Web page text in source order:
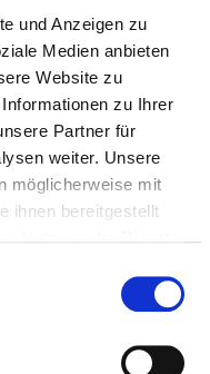
und Anzeigen zu
Medien anbieten
Website zu
zu Ihrer
Partner für
weiter. Unsere
möglicherweise mit
ihnen bereitgestellt
0,00
0,00
0,08